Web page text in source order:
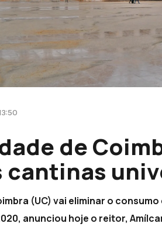
de
cantinas
(UC) vai eliminar o
anunciou hoje o reitor,